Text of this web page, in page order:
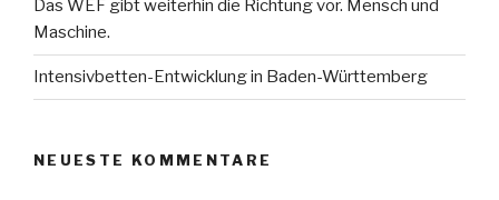
Das WEF gibt weiterhin die Richtung vor. Mensch und
Maschine.
Intensivbetten-Entwicklung in Baden-Württemberg
NEUESTE KOMMENTARE